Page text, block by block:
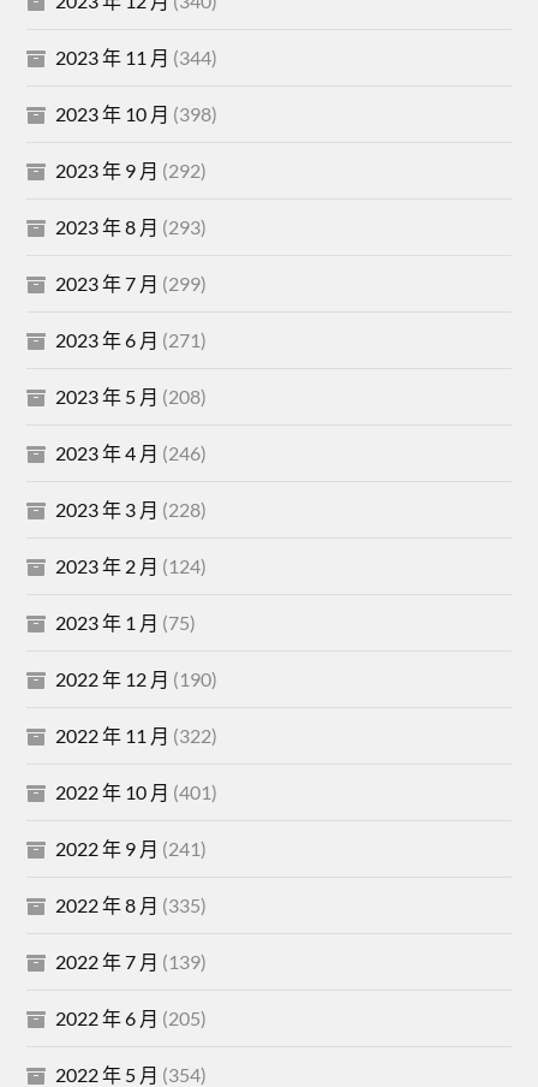
2023 年 11 月 (344)
2023 年 10 月 (398)
2023 年 9 月 (292)
2023 年 8 月 (293)
2023 年 7 月 (299)
2023 年 6 月 (271)
2023 年 5 月 (208)
2023 年 4 月 (246)
2023 年 3 月 (228)
2023 年 2 月 (124)
2023 年 1 月 (75)
2022 年 12 月 (190)
2022 年 11 月 (322)
2022 年 10 月 (401)
2022 年 9 月 (241)
2022 年 8 月 (335)
2022 年 7 月 (139)
2022 年 6 月 (205)
2022 年 5 月 (354)